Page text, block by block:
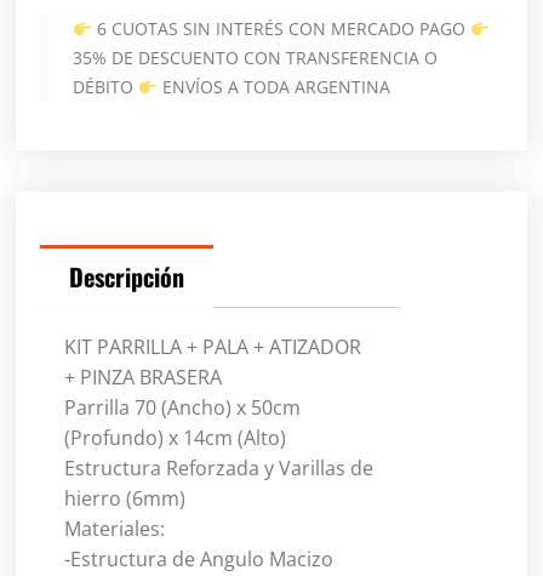
6 CUOTAS SIN INTERÉS CON MERCADO PAGO
35% DE DESCUENTO CON TRANSFERENCIA O
DÉBITO
ENVÍOS A TODA ARGENTINA
Descripción
KIT PARRILLA + PALA + ATIZADOR
+ PINZA BRASERA
Parrilla 70 (Ancho) x 50cm
(Profundo) x 14cm (Alto)
Estructura Reforzada y Varillas de
hierro (6mm)
Materiales:
-Estructura de Angulo Macizo